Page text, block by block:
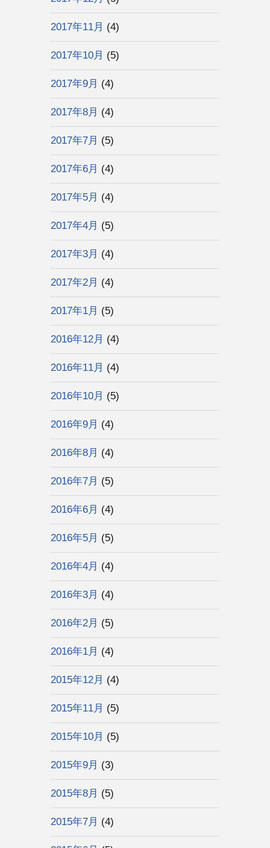
2017年11月 (4)
2017年10月 (5)
2017年9月 (4)
2017年8月 (4)
2017年7月 (5)
2017年6月 (4)
2017年5月 (4)
2017年4月 (5)
2017年3月 (4)
2017年2月 (4)
2017年1月 (5)
2016年12月 (4)
2016年11月 (4)
2016年10月 (5)
2016年9月 (4)
2016年8月 (4)
2016年7月 (5)
2016年6月 (4)
2016年5月 (5)
2016年4月 (4)
2016年3月 (4)
2016年2月 (5)
2016年1月 (4)
2015年12月 (4)
2015年11月 (5)
2015年10月 (5)
2015年9月 (3)
2015年8月 (5)
2015年7月 (4)